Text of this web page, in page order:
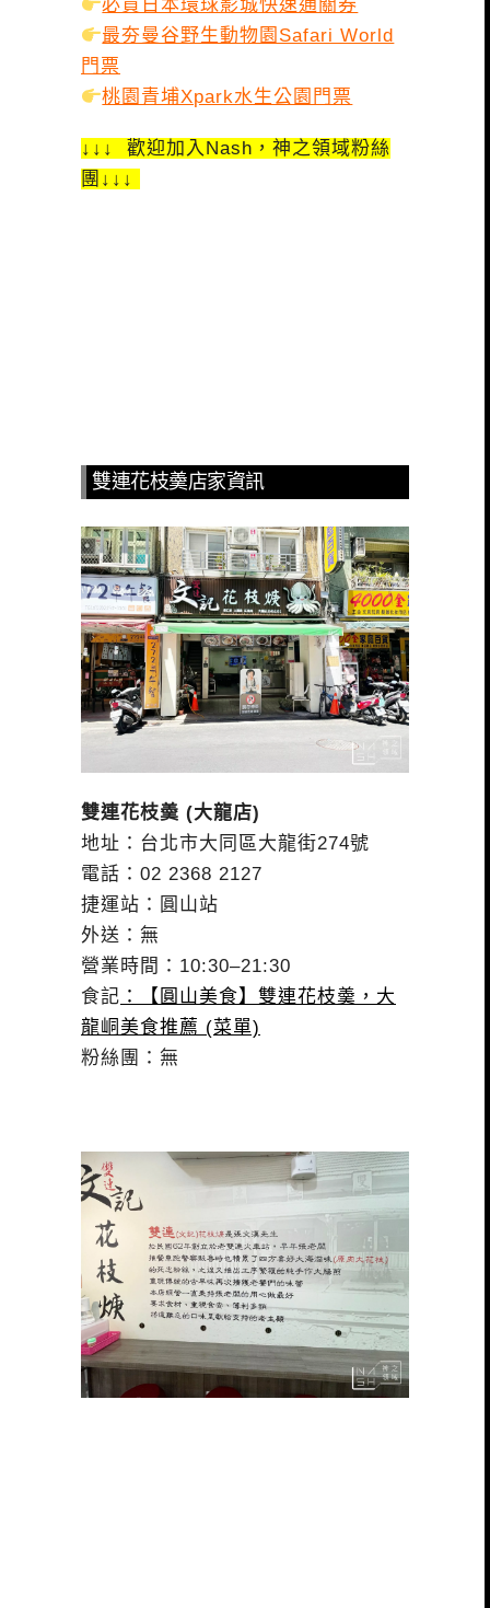
必買日本環球影城快速通關券
最夯曼谷野生動物園Safari World
門票
桃園青埔Xpark水生公園門票
↓↓↓ 歡迎加入Nash，神之領域粉絲
團↓↓↓
雙連花枝羮店家資訊
雙連花枝羮 (大龍店)
地址：台北市大同區大龍街274號
電話：02 2368 2127
捷運站：圓山站
外送：無
營業時間：10:30–21:30
食記 ：【圓山美食】雙連花枝羮，大
龍峒美食推薦 (菜單)
粉絲團：無